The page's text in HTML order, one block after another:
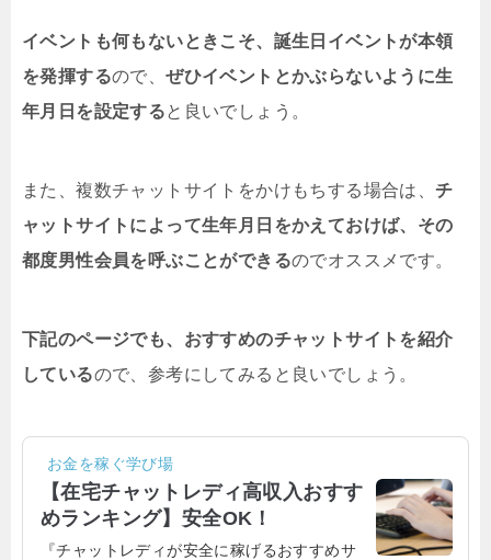
イベントも何もないときこそ、誕生日イベントが本領
を発揮するので、ぜひイベントとかぶらないように生
年月日を設定すると良いでしょう。
また、複数チャットサイトをかけもちする場合は、チ
ャットサイトによって生年月日をかえておけば、その
都度男性会員を呼ぶことができるのでオススメです。
下記のページでも、おすすめのチャットサイトを紹介
しているので、参考にしてみると良いでしょう。
お金を稼ぐ学び場
【在宅チャットレディ高収入おすす
めランキング】安全OK！
『チャットレディが安全に稼げるおすすめサ